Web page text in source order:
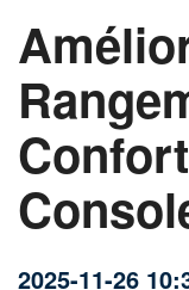
2025-11-26